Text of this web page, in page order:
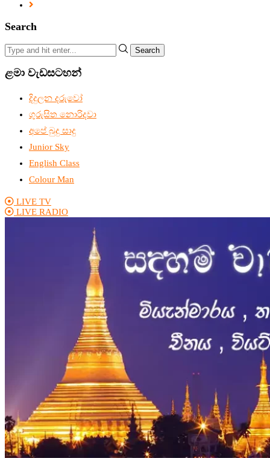
Search
Search
ළමා වැඩසටහන්
දිදුලන දරුවෝ
ගුරුසිත නොරිදවා
අපේ බුදු සාදු
Junior Sky
English Class
Colour Man
LIVE TV
LIVE RADIO